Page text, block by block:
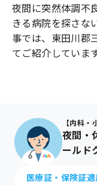
夜間に突然体調不
きる病院を探さな
事では、 東田川郡
てご紹介しています
【内科・
夜間・
ールド
医療証・保険証適